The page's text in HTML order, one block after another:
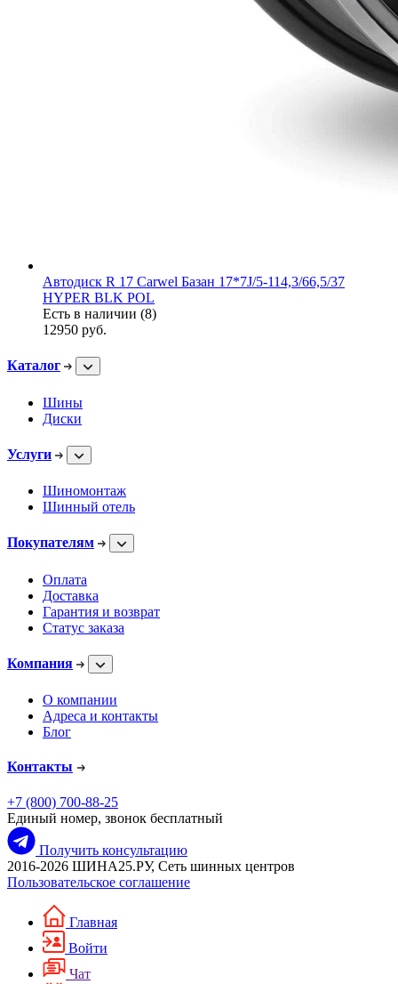
Автодиск R 17 Carwel Базан 17*7J/5-114,3/66,5/37
HYPER BLK POL
Есть в наличии (8)
12950 руб.
Каталог
Шины
Диски
Услуги
Шиномонтаж
Шинный отель
Покупателям
Оплата
Доставка
Гарантия и возврат
Статус заказа
Компания
О компании
Адреса и контакты
Блог
Контакты
+7 (800) 700-88-25
Единый номер, звонок бесплатный
Получить консультацию
2016-2026 ШИНА25.РУ, Сеть шинных центров
Пользовательское соглашение
Главная
Войти
Чат